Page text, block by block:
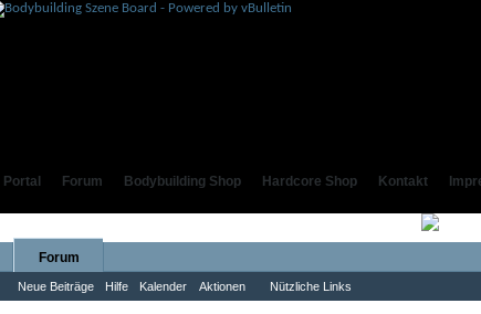
Portal Forum Bodybuilding Shop Hardcore Shop Kontakt
Forum
Neue Beiträge Hilfe Kalender Aktionen Nützliche Links